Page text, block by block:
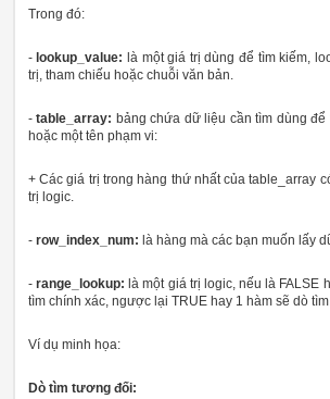
Trong đó:
-lookup_value: là một giá trị dùng để tìm kiếm,
trị, tham chiếu hoặc chuỗi văn bản.
-table_array: bảng chứa dữ liệu cần tìm dùng
hoặc một tên phạm vi:
+ Các giá trị trong hàng thứ nhất của table_array
trị logic.
- row_index_num: là hàng mà các bạn muốn lấy
- range_lookup: là một giá trị logic, nếu là FALSE
tìm chính xác, ngược lại TRUE hay 1 hàm sẽ dò
Ví dụ minh họa:
Dò tìm tương đối: